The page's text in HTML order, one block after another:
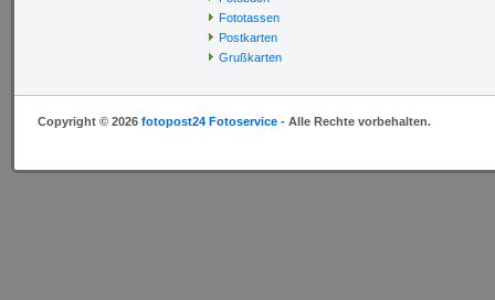
Fototassen
Postkarten
Grußkarten
Copyright © 2026 fotopost24 Fotoservice - Alle Rechte vorbehalten.